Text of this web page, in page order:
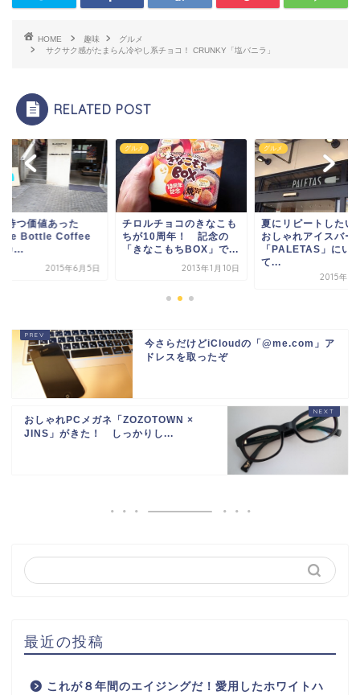
HOME 趣味
グルメ
サクサク感がたまらん冷やし系チョコ！ CRUNKY「塩バニラ」
RELATED POST
待つ価値あった
Bottle Coffee
カ...
2015年6月5日
グルメ
チロルチョコのきなこも
ちが10周年！ 記念の
「きなこもちBOX」で...
2013年1月10日
グルメ
夏にリピートした
おしゃれアイスバー
「PALETAS」にい
て...
2015年8
今さらだけどiCloudの「@me.com」ア
ドレスを取ったぞ
おしゃれPCメガネ「ZOZOTOWN ×
JINS」がきた！ しっかりし...
最近の投稿
これが８年間のエイジングだ！愛用したホワイトハ